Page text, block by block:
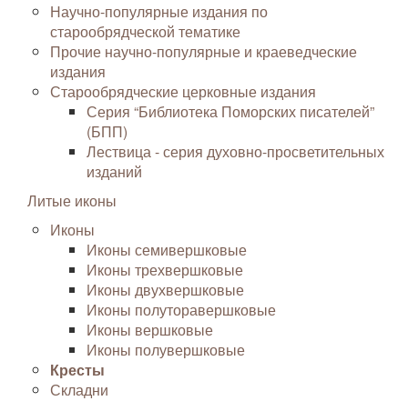
Научно-популярные издания по
старообрядческой тематике
Прочие научно-популярные и краеведческие
издания
Старообрядческие церковные издания
Серия “Библиотека Поморских писателей”
(БПП)
Лествица - серия духовно-просветительных
изданий
Литые иконы
Иконы
Иконы семивершковые
Иконы трехвершковые
Иконы двухвершковые
Иконы полуторавершковые
Иконы вершковые
Иконы полувершковые
Кресты
Складни